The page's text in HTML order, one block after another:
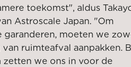
toekomst", aldus
Astroscale Japan. "Om
moeten we
ruimteafval aanpakken.
we ons in voor de